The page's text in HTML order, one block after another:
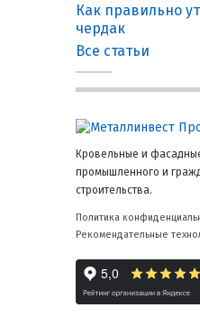
Как правильно
чердак
Все статьи
Кровельные и
промышленного и
строительства.
Политика
Рекомендательные